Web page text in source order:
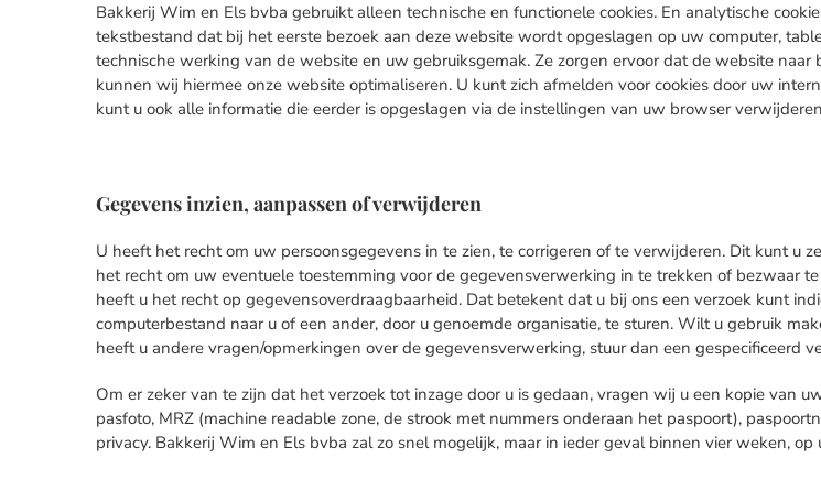
Bakkerij Wim en Els bvba gebruikt alleen technische en functionele cookies. En analytische
tekstbestand dat bij het eerste bezoek aan deze website wordt opgeslagen op uw computer,
technische werking van de website en uw gebruiksgemak. Ze zorgen ervoor dat de website
kunnen wij hiermee onze website optimaliseren. U kunt zich afmelden voor cookies door uw
kunt u ook alle informatie die eerder is opgeslagen via de instellingen van uw browser
Gegevens inzien, aanpassen of verwijderen
U heeft het recht om uw persoonsgegevens in te zien, te corrigeren of te verwijderen. Dit kunt u
het recht om uw eventuele toestemming voor de gegevensverwerking in te trekken of bezwaar
heeft u het recht op gegevensoverdraagbaarheid. Dat betekent dat u bij ons een verzoek kunt
computerbestand naar u of een ander, door u genoemde organisatie, te sturen. Wilt u gebruik
heeft u andere vragen/opmerkingen over de gegevensverwerking, stuur dan een gespecificeerd
Om er zeker van te zijn dat het verzoek tot inzage door u is gedaan, vragen wij u een kopie van
pasfoto, MRZ (machine readable zone, de strook met nummers onderaan het paspoort),
privacy. Bakkerij Wim en Els bvba zal zo snel mogelijk, maar in ieder geval binnen vier weken, op